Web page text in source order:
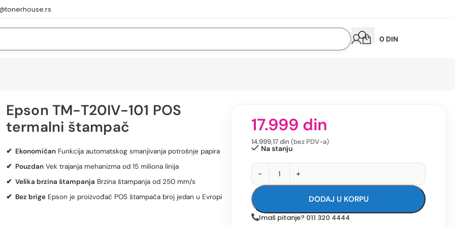
0 DIN
Epson TM-T20IV-101 POS
termalni štampač
✔ EkonomičanFunkcija automatskog smanjivanja potrošnje papira
✔ PouzdanVek trajanja mehanizma od 15 miliona linija
✔ Velika brzina štampanja Brzina štampanja od 250 mm/s
✔ Bez brigeEpson je proizvođač POS štampača broj jedan u Evropi
17.999 din
14.999,17din (bez PDV-a)
Na stanju
- +
DODAJ U KORPU
Imaš pitanje? 011 320 4444